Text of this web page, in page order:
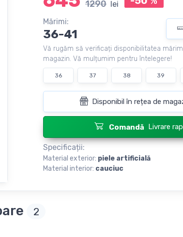
1290 lei
Mărimi:
36-41
Vă rugăm să verificați disponibilitatea
magazin. Vă mulțumim pentru întelegere!
36 37 38 39
Disponibil în rețea de
Comandă Livrare
Specificații:
Material exterior: piele artificială
Material interior: cauciuc
2